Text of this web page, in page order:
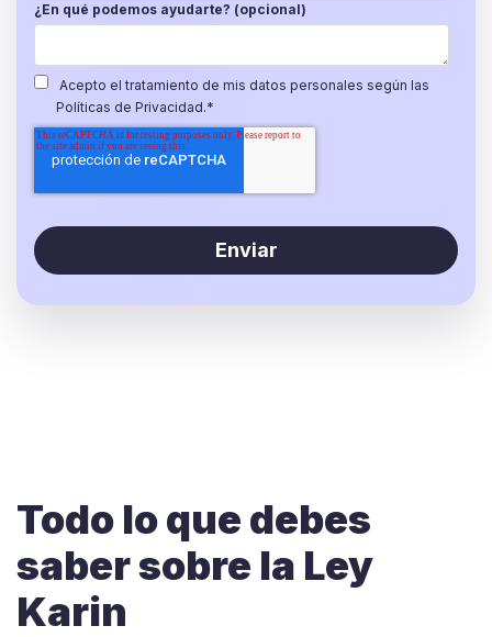
¿En qué podemos ayudarte? (opcional)
Acepto el tratamiento de mis datos personales según las
Políticas de Privacidad.*
Todo lo que debes
saber sobre la Ley
Karin